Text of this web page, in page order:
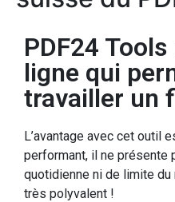
PDF24
ligne qui
travailler un
L’avantage avec cet outil
performant, il ne présente
quotidienne ni de limite
très polyvalent !